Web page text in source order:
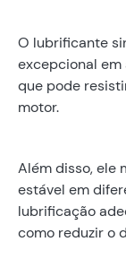
O lubrificante
excepcional
que pode
motor.
Além disso, ele
estável em
lubrificação
como reduzir o